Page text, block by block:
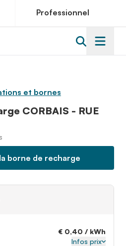
Professionnel
et bornes
CORBAIS - RUE
borne de recharge
€ 0,40 / kWh
Infos prix